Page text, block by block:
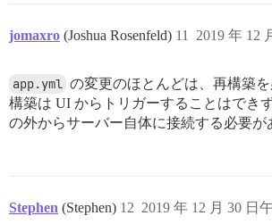
jomaxro (Joshua Rosenfeld) 2019 年 12
11
app.yml の変更のほとんどは、再構築
構築は UI からトリガーすることはでき
の外からサーバー自体に接続する必要が
Stephen (Stephen) 2019 年 12 月 30 日
12